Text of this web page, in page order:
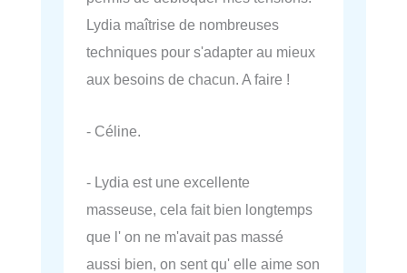
Lydia maîtrise de nombreuses
techniques pour s'adapter au mieux
aux besoins de chacun. A faire !
- Céline.
- Lydia est une excellente
masseuse, cela fait bien longtemps
que l' on ne m'avait pas massé
aussi bien, on sent qu' elle aime son